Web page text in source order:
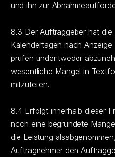
und ihn zur
8.3 Der Auftraggeber hat
Kalendertagen nach Anzeige
prüfen undentweder
wesentliche Mängel in
mitzuteilen.
8.4 Erfolgt innerhalb dieser
noch eine begründete
die Leistung
Auftragnehmer den